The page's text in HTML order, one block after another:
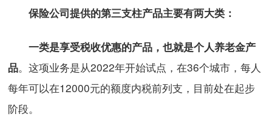
保险公司提供的第三支柱产品主要有两大类：
一类是享受税收优惠的产品，也就是个人养老金产
品。这项业务是从2022年开始试点，在36个城市，每人
每年可以在12000元的额度内税前列支，目前处在起步
阶段。